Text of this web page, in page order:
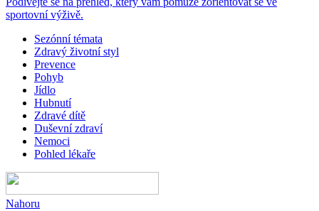
sportovní výživě.
Sezónní témata
Zdravý životní styl
Prevence
Pohyb
Jídlo
Hubnutí
Zdravé dítě
Duševní zdraví
Nemoci
Pohled lékaře
Nahoru